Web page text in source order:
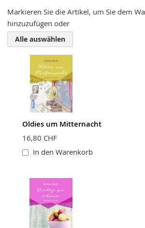
Zusammenfassung
BEWERTUNG
Markieren Sie die Artikel, um Sie dem
hinzuzufügen oder
Alle auswählen
Oldies um Mitternacht
16,80 CHF
In den Warenkorb